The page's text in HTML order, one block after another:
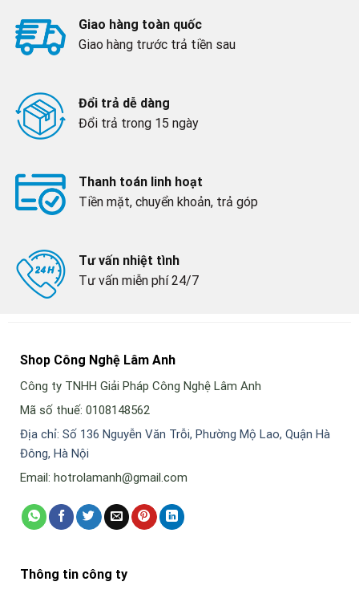
Giao hàng toàn quốc
Giao hàng trước trả tiền sau
Đổi trả dễ dàng
Đổi trả trong 15 ngày
Thanh toán linh hoạt
Tiền mặt, chuyển khoản, trả góp
Tư vấn nhiệt tình
Tư vấn miễn phí 24/7
Shop Công Nghệ Lâm Anh
Công ty TNHH Giải Pháp Công Nghệ Lâm Anh
Mã số thuế: 0108148562
Địa chỉ: Số 136 Nguyễn Văn Trỗi, Phường Mộ Lao, Quận Hà
Đông, Hà Nội
Email: hotrolamanh@gmail.com
Thông tin công ty